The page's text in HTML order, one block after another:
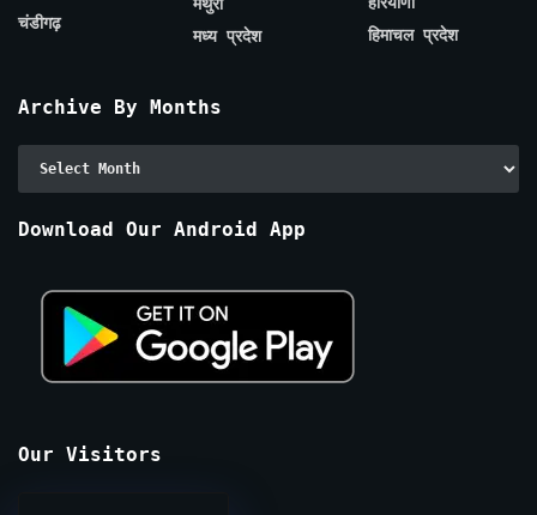
चंडीगढ़
मध्य प्रदेश
हिमाचल प्रदेश
Archive By Months
Download Our Android App
Our Visitors